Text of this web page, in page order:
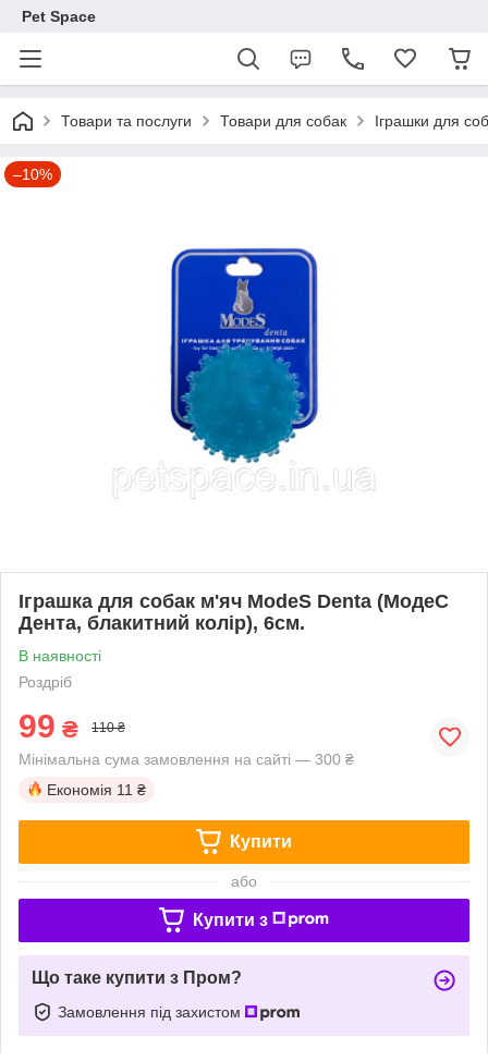
Pet Space
Товари та послуги Товари для собак Іграшки для
–10%
Іграшка для собак м'яч ModeS Denta (МодеС
Дента, блакитний колір), 6см.
В наявності
Роздріб
99 ₴ 110 ₴
Мінімальна сума замовлення на сайті — 300 ₴
Економія 11 ₴
Купити
або
Купити з
Що таке купити з Пром?
Замовлення під захистом